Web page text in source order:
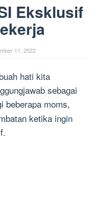
Eksklusif
11, 2022
hati kita
sebagai
beberapa moms,
ketika ingin